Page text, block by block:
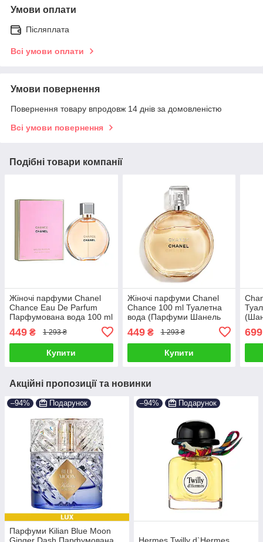
Умови оплати
Післяплата
Всі умови оплати
Умови повернення
Повернення товару впродовж 14 днів за домовленістю
Всі умови повернення
Подібні товари компанії
Жіночі парфуми Chanel
Chance Eau De Parfum
Парфумована вода 100 ml
(Жіночі Парфуми Шанель
Шанс)
449 ₴ 1 293 ₴
Купити
Жіночі парфуми Chanel
Chance 100 ml Туалетна
вода (Парфуми Шанель
Шанс Chanel chance eau)
449₴ 1 293 ₴
Купити
699
Акційні пропозиції та новинки
–94% Подарунок
Парфуми Kilian Blue Moon
Ginger Dash Парфумована
–94% Подарунок
Hermes Twilly d`Hermes